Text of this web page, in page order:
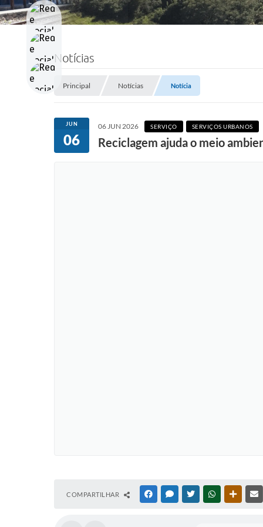
Notícias
Principal Notícias Notícia
JUN
06
06 JUN 2026 SERVIÇO SERVIÇOS URBANOS
Reciclagem ajuda o meio
COMPARTILHAR FACEBOOKMESSENGER
TWITTERWHATSAPP